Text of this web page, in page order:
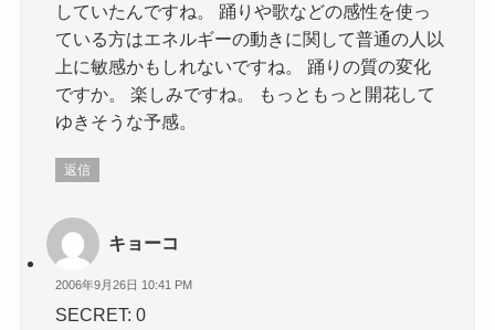
していたんですね。 踊りや歌などの感性を使っ
ている方はエネルギーの動きに関して普通の人以
上に敏感かもしれないですね。 踊りの質の変化
ですか。 楽しみですね。 もっともっと開花して
ゆきそうな予感。
返信
キョーコ
2006年9月26日 10:41 PM
SECRET: 0